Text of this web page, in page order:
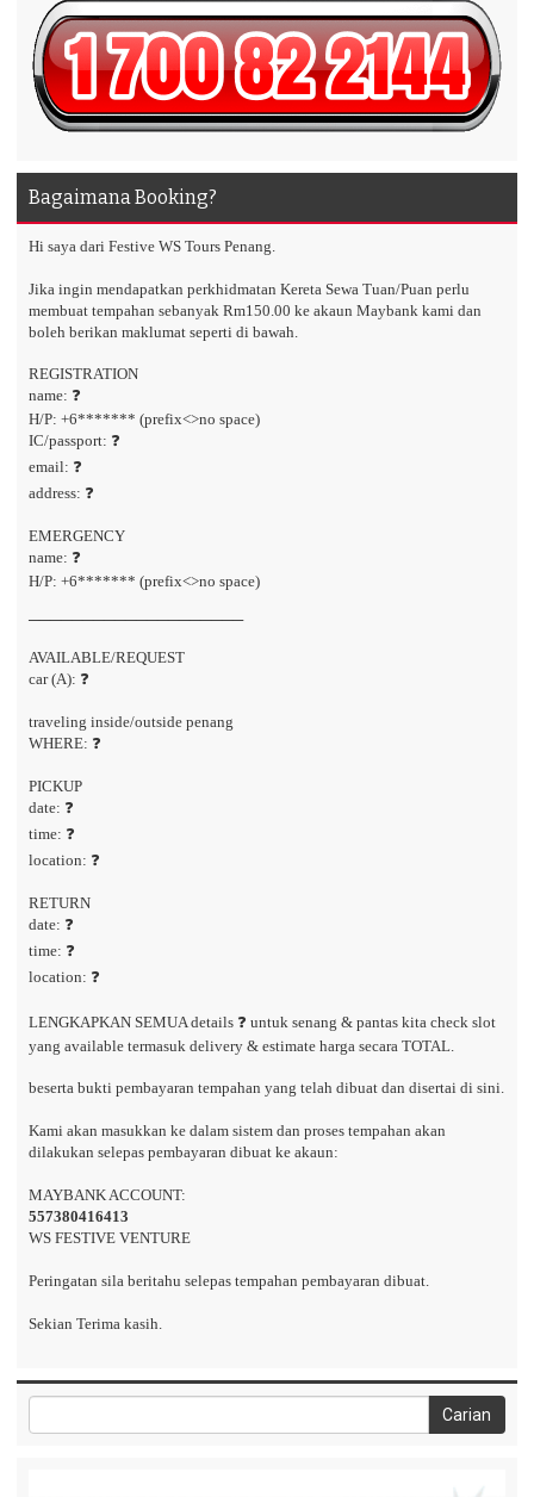
Bagaimana Booking?
Hi saya dari Festive WS Tours Penang.
Jika ingin mendapatkan perkhidmatan Kereta Sewa Tuan/Puan perlu
membuat tempahan sebanyak Rm150.00 ke akaun Maybank kami dan
boleh berikan maklumat seperti di bawah.
REGISTRATION
name: ❓
H/P: +6******* (prefix<>no space)
IC/passport: ❓
email: ❓
address: ❓
EMERGENCY
name: ❓
H/P: +6******* (prefix<>no space)
────────────────────
AVAILABLE/REQUEST
car (A): ❓
traveling inside/outside penang
WHERE: ❓
PICKUP
date: ❓
time: ❓
location: ❓
RETURN
date: ❓
time: ❓
location: ❓
LENGKAPKAN SEMUA details ❓ untuk senang & pantas kita check slot
yang available termasuk delivery & estimate harga secara TOTAL.
beserta bukti pembayaran tempahan yang telah dibuat dan disertai di sini.
Kami akan masukkan ke dalam sistem dan proses tempahan akan
dilakukan selepas pembayaran dibuat ke akaun:
MAYBANK ACCOUNT:
557380416413
WS FESTIVE VENTURE
Peringatan sila beritahu selepas tempahan pembayaran dibuat.
Sekian Terima kasih.